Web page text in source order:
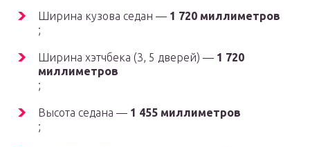
Ширина кузова седан — 1 720 миллиметров
;
Ширина хэтчбека (3, 5 дверей) — 1 720
миллиметров
;
Высота седана — 1 455 миллиметров
;